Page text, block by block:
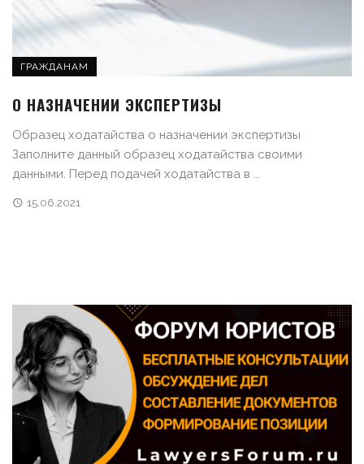
ГРАЖДАНАМ
О НАЗНАЧЕНИИ ЭКСПЕРТИЗЫ
Образец ходатайства о назначении экспертизы
Заполните данный образец ходатайства своими
данными. Перед подачей ходатайства в ...
15.06.2021